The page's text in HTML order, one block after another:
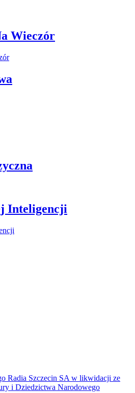
Wieczór
Inteligencji